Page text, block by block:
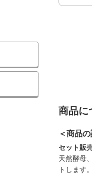
商品に
＜商品
セット販
天然酵母
トします。